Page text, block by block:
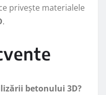
privește materialele
.
betonului 3D?